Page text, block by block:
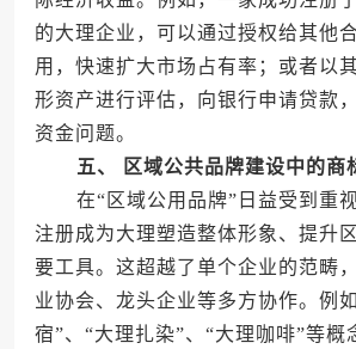
的大理企业，可以通过授权给其他
用，快速扩大市场占有率；或者以
形资产进行评估，向银行申请贷款
资金问题。
五、 区域公共品牌建设中的商
在“区域公用品牌”日益受到重
注册成为大理塑造整体形象、提升
要工具。这超越了单个企业的范畴
业协会、龙头企业等多方协作。例
宿”、“大理扎染”、“大理咖啡”等概